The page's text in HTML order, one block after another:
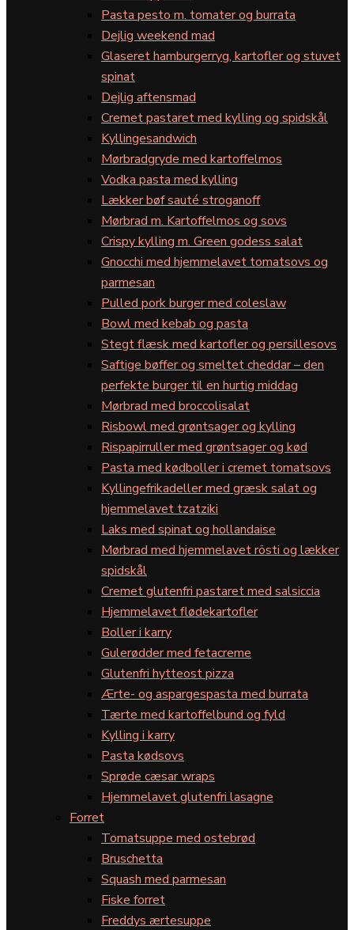
Pasta pesto m. tomater og burrata
Dejlig weekend mad
Glaseret hamburgerryg, kartofler og stuvet
spinat
Dejlig aftensmad
Cremet pastaret med kylling og spidskål
Kyllingesandwich
Mørbradgryde med kartoffelmos
Vodka pasta med kylling
Lækker bøf sauté stroganoff
Mørbrad m. Kartoffelmos og sovs
Crispy kylling m. Green godess salat
Gnocchi med hjemmelavet tomatsovs og
parmesan
Pulled pork burger med coleslaw
Bowl med kebab og pasta
Stegt flæsk med kartofler og persillesovs
Saftige bøffer og smeltet cheddar – den
perfekte burger til en hurtig middag
Mørbrad med broccolisalat
Risbowl med grøntsager og kylling
Rispapirruller med grøntsager og kød
Pasta med kødboller i cremet tomatsovs
Kyllingefrikadeller med græsk salat og
hjemmelavet tzatziki
Laks med spinat og hollandaise
Mørbrad med hjemmelavet rösti og lækker
spidskål
Cremet glutenfri pastaret med salsiccia
Hjemmelavet flødekartofler
Boller i karry
Gulerødder med fetacreme
Glutenfri hytteost pizza
Ærte- og aspargespasta med burrata
Tærte med kartoffelbund og fyld
Kylling i karry
Pasta kødsovs
Sprøde cæsar wraps
Hjemmelavet glutenfri lasagne
Forret
Tomatsuppe med ostebrød
Bruschetta
Squash med parmesan
Fiske forret
Freddys ærtesuppe